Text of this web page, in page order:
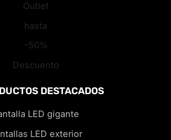
Outlet
hasta
-50%
Descuento
DESTACADOS
LED gigante
LED exterior